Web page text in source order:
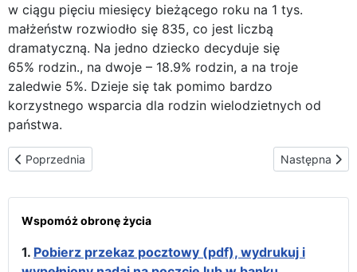
w ciągu pięciu miesięcy bieżącego roku na 1 tys.
małżeństw rozwiodło się 835, co jest liczbą
dramatyczną. Na jedno dziecko decyduje się
65% rodzin., na dwoje – 18.9% rodzin, a na troje
zaledwie 5%. Dzieje się tak pomimo bardzo
korzystnego wsparcia dla rodzin wielodzietnych od
państwa.
Poprzednia strona: Borysów – na rynku dla wszystkich
Poprzednia Następna
Następna
Wspomóż obronę życia
1. Pobierz przekaz pocztowy (pdf), wydrukuj i